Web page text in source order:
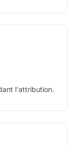
l'attribution.